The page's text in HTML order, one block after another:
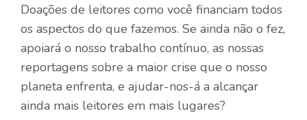
Doações de leitores como você financiam todos
os aspectos do que fazemos. Se ainda não o fez,
apoiará o nosso trabalho contínuo, as nossas
reportagens sobre a maior crise que o nosso
planeta enfrenta, e ajudar-nos-á a alcançar
ainda mais leitores em mais lugares?